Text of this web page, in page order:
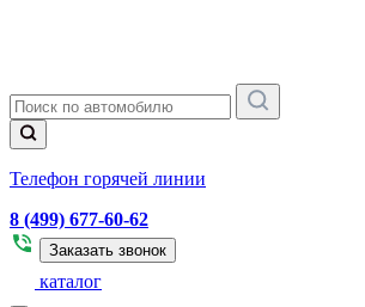
Телефон горячей линии
8 (499) 677-60-62
Заказать звонок
каталог